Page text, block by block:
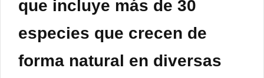
que incluye más de 30
especies que crecen de
forma natural en diversas